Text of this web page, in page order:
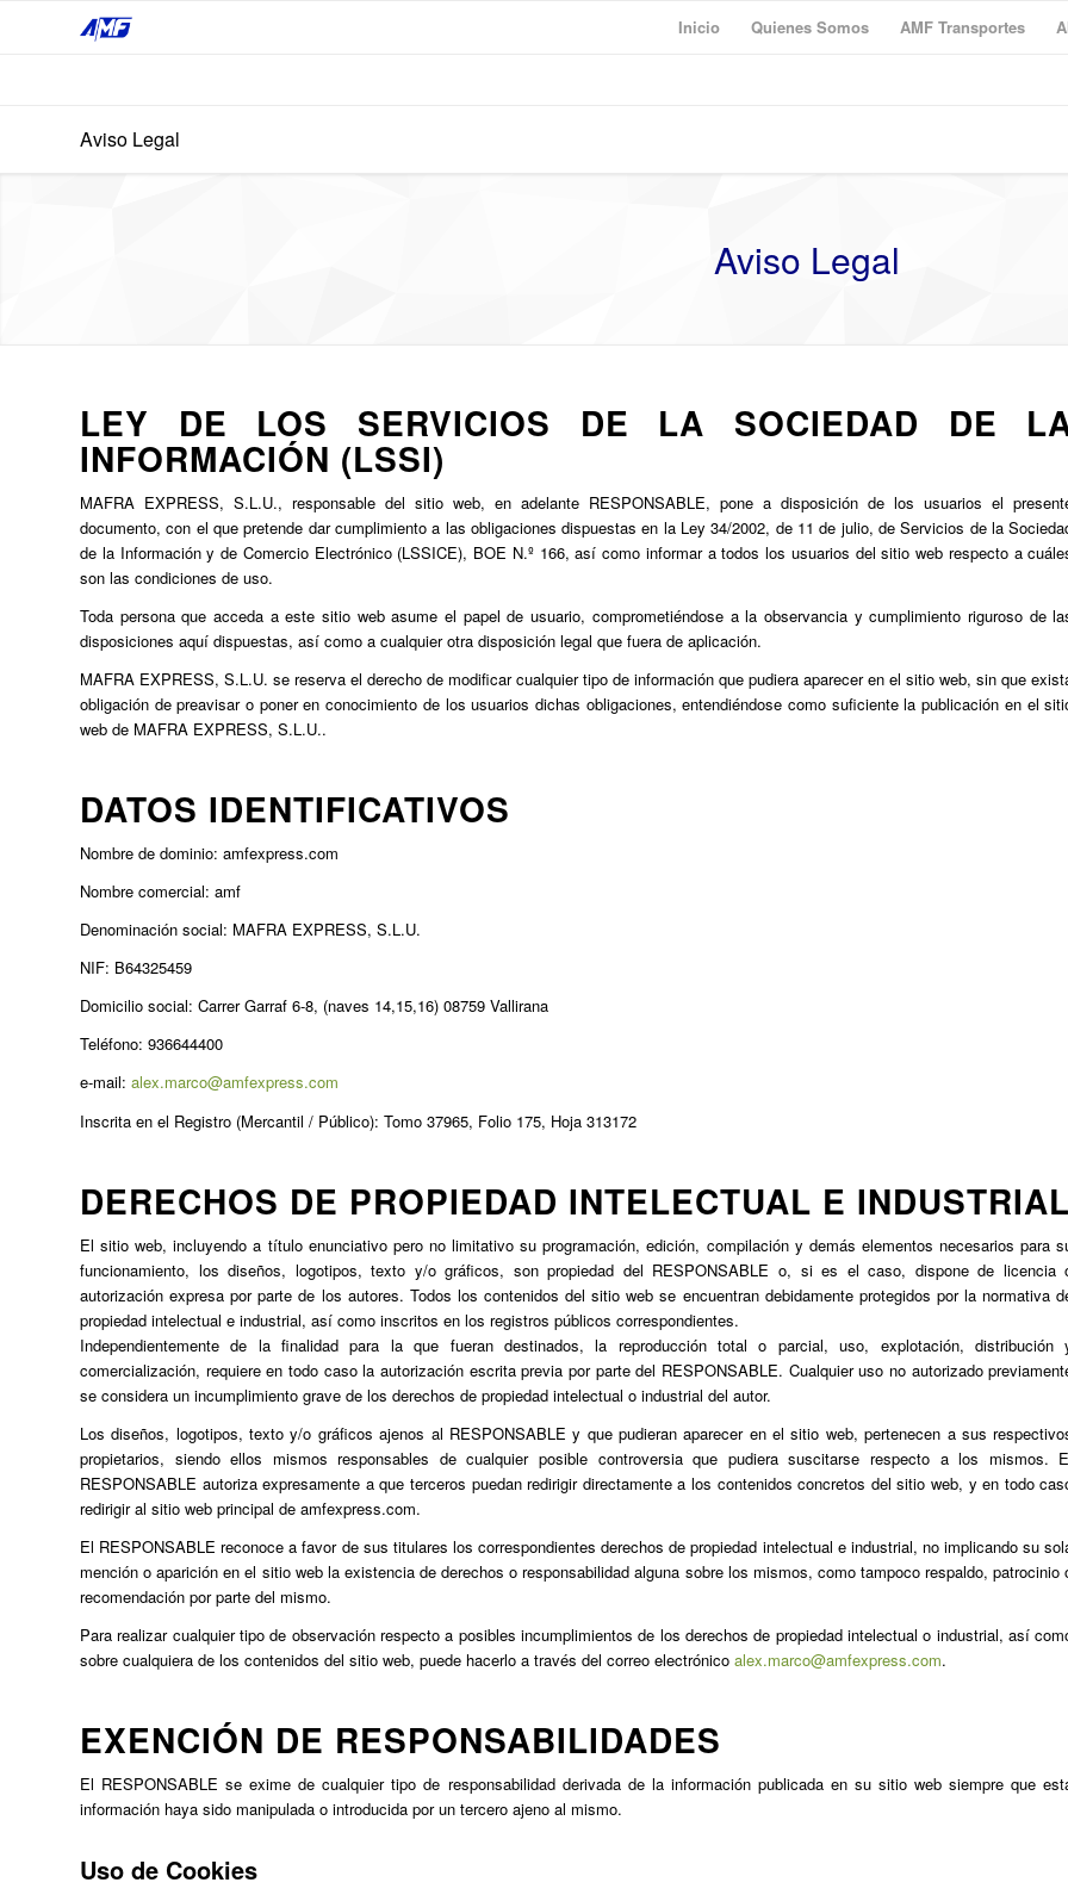
Inicio Quienes Somos AMF Transportes
Aviso Legal
Aviso Legal
LEY DE LOS SERVICIOS DE LA SOCIEDAD DE
INFORMACIÓN (LSSI)
MAFRA EXPRESS, S.L.U., responsable del sitio web, en adelante RESPONSABLE, pone a disposición de los usuarios el
documento, con el que pretende dar cumplimiento a las obligaciones dispuestas en la Ley 34/2002, de 11 de julio, de Servicios de la
de la Información y de Comercio Electrónico (LSSICE), BOE N.º 166, así como informar a todos los usuarios del sitio web respecto a
son las condiciones de uso.
Toda persona que acceda a este sitio web asume el papel de usuario, comprometiéndose a la observancia y cumplimiento riguroso de
disposiciones aquí dispuestas, así como a cualquier otra disposición legal que fuera de aplicación.
MAFRA EXPRESS, S.L.U. se reserva el derecho de modificar cualquier tipo de información que pudiera aparecer en el sitio web, sin que
obligación de preavisar o poner en conocimiento de los usuarios dichas obligaciones, entendiéndose como suficiente la publicación en el
web de MAFRA EXPRESS, S.L.U..
DATOS IDENTIFICATIVOS
Nombre de dominio: amfexpress.com
Nombre comercial: amf
Denominación social: MAFRA EXPRESS, S.L.U.
NIF: B64325459
Domicilio social: Carrer Garraf 6-8, (naves 14,15,16) 08759 Vallirana
Teléfono: 936644400
e-mail: alex.marco@amfexpress.com
Inscrita en el Registro (Mercantil / Público): Tomo 37965, Folio 175, Hoja 313172
DERECHOS DE PROPIEDAD INTELECTUAL E INDUSTRIAL
El sitio web, incluyendo a título enunciativo pero no limitativo su programación, edición, compilación y demás elementos necesarios para
funcionamiento, los diseños, logotipos, texto y/o gráficos, son propiedad del RESPONSABLE o, si es el caso, dispone de licencia
autorización expresa por parte de los autores. Todos los contenidos del sitio web se encuentran debidamente protegidos por la normativa
propiedad intelectual e industrial, así como inscritos en los registros públicos correspondientes.
Independientemente de la finalidad para la que fueran destinados, la reproducción total o parcial, uso, explotación, distribución
comercialización, requiere en todo caso la autorización escrita previa por parte del RESPONSABLE. Cualquier uso no autorizado
se considera un incumplimiento grave de los derechos de propiedad intelectual o industrial del autor.
Los diseños, logotipos, texto y/o gráficos ajenos al RESPONSABLE y que pudieran aparecer en el sitio web, pertenecen a sus
propietarios, siendo ellos mismos responsables de cualquier posible controversia que pudiera suscitarse respecto a los mismos.
RESPONSABLE autoriza expresamente a que terceros puedan redirigir directamente a los contenidos concretos del sitio web, y en todo
redirigir al sitio web principal de amfexpress.com.
El RESPONSABLE reconoce a favor de sus titulares los correspondientes derechos de propiedad intelectual e industrial, no implicando su
mención o aparición en el sitio web la existencia de derechos o responsabilidad alguna sobre los mismos, como tampoco respaldo, patrocinio
recomendación por parte del mismo.
Para realizar cualquier tipo de observación respecto a posibles incumplimientos de los derechos de propiedad intelectual o industrial, así
sobre cualquiera de los contenidos del sitio web, puede hacerlo a través del correo electrónico alex.marco@amfexpress.com.
EXENCIÓN DE RESPONSABILIDADES
El RESPONSABLE se exime de cualquier tipo de responsabilidad derivada de la información publicada en su sitio web siempre que
información haya sido manipulada o introducida por un tercero ajeno al mismo.
Uso de Cookies